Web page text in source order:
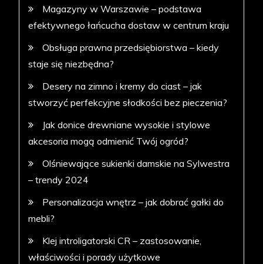
Magazyny w Warszawie – podstawa
efektywnego łańcucha dostaw w centrum kraju
Obsługa prawna przedsiębiorstwa – kiedy
staje się niezbędna?
Desery na zimno i kremy do ciast – jak
stworzyć perfekcyjne słodkości bez pieczenia?
Jak donice drewniane wysokie i stylowe
akcesoria mogą odmienić Twój ogród?
Olśniewające sukienki damskie na Sylwestra
– trendy 2024
Personalizacja wnętrz – jak dobrać gałki do
mebli?
Klej introligatorski CR – zastosowanie,
właściwości i porady użytkowe